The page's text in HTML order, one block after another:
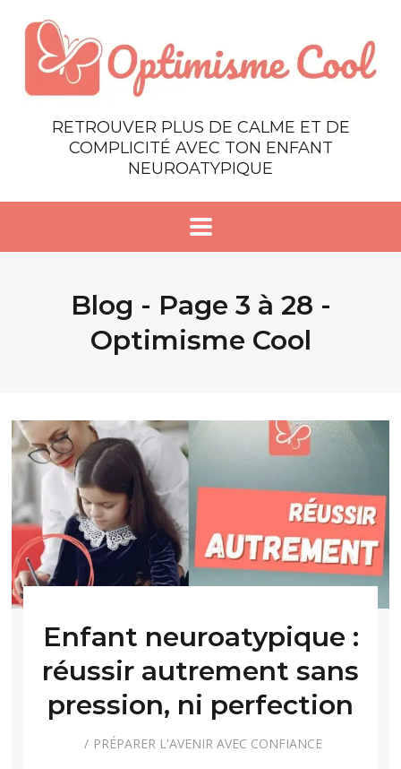
RETROUVER PLUS DE CALME ET DE
COMPLICITÉ AVEC TON ENFANT
NEUROATYPIQUE
Blog - Page 3 à 28 -
Optimisme Cool
Enfant neuroatypique :
réussir autrement sans
pression, ni perfection
PRÉPARER L'AVENIR AVEC CONFIANCE